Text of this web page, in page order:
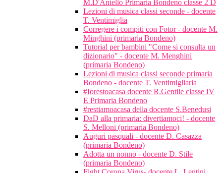
M.D'Aniello Primaria Bondeno classe 2 D
Lezioni di musica classi seconde - docente
T. Ventimiglia
Corregere i compiti con Fotor - docente M.
Minghini (primaria Bondeno)
Tutorial per bambini "Come si consulta un
dizionario" - docente M. Menghini
(primaria Bondeno)
Lezioni di musica classi seconde primaria
Bondeno - docente T. Ventimigliaria
#Iorestoacasa docente R.Gentile classe IV
E Primaria Bondeno
#restiamoacasa della docente S.Benedusi
DaD alla primaria: divertiamoci! - docente
S. Melloni (primaria Bondeno)
Auguri pasquali - docente D. Casazza
(primaria Bondeno)
Adotta un nonno - docente D. Stile
(primaria Bondeno)